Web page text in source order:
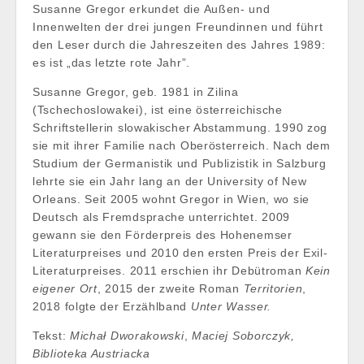
Susanne Gregor erkundet die Außen- und
Innenwelten der drei jungen Freundinnen und führt
den Leser durch die Jahreszeiten des Jahres 1989:
es ist „das letzte rote Jahr”.
Susanne Gregor, geb. 1981 in Zilina
(Tschechoslowakei), ist eine österreichische
Schriftstellerin slowakischer Abstammung. 1990 zog
sie mit ihrer Familie nach Oberösterreich. Nach dem
Studium der Germanistik und Publizistik in Salzburg
lehrte sie ein Jahr lang an der University of New
Orleans. Seit 2005 wohnt Gregor in Wien, wo sie
Deutsch als Fremdsprache unterrichtet. 2009
gewann sie den Förderpreis des Hohenemser
Literaturpreises und 2010 den ersten Preis der Exil-
Literaturpreises. 2011 erschien ihr Debütroman Kein
eigener Ort, 2015 der zweite Roman Territorien,
2018 folgte der Erzählband Unter Wasser.
Tekst: Michał Dworakowski, Maciej Soborczyk,
Biblioteka Austriacka